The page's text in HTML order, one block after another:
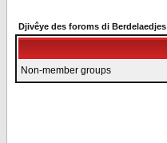
Djivêye des foroms di Berdelaedjes
Non-member groups